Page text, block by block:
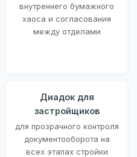
внутреннего бумажного
хаоса и согласования
между отделами
Диадок для
застройщиков
для прозрачного контроля
документооборота на
всех этапах стройки